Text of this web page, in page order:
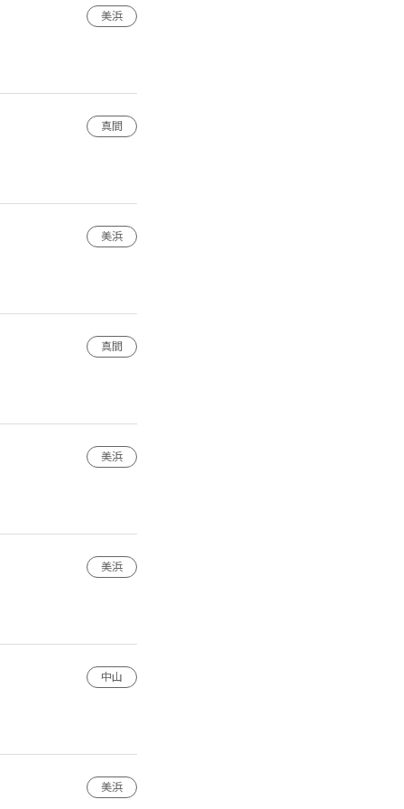
美浜
真間
美浜
真間
美浜
美浜
中山
美浜